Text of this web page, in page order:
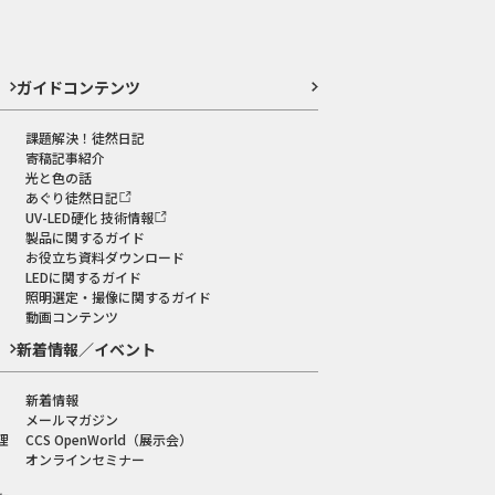
ガイドコンテンツ
課題解決！徒然日記
寄稿記事紹介
光と色の話
あぐり徒然日記
UV-LED硬化 技術情報
製品に関するガイド
お役立ち資料ダウンロード
LEDに関するガイド
照明選定・撮像に関するガイド
動画コンテンツ
新着情報／イベント
新着情報
メールマガジン
CCS OpenWorld（展示会）
オンラインセミナー